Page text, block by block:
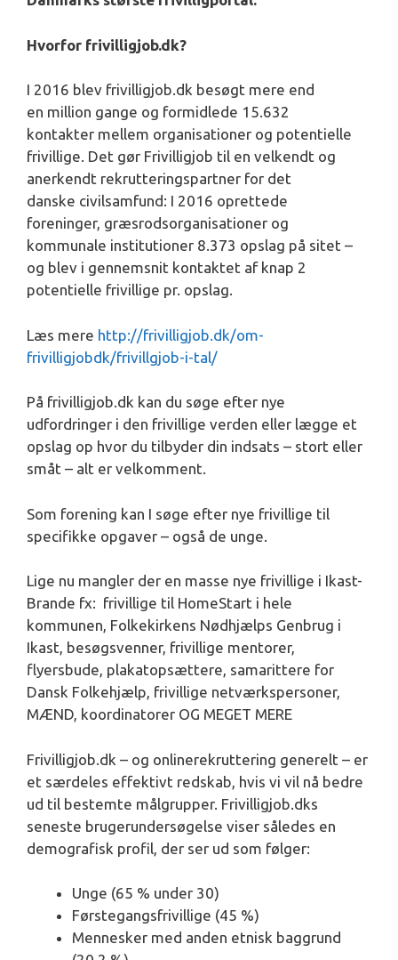
Hvorfor frivilligjob.dk?
I 2016 blev frivilligjob.dk besøgt mere end
en million gange og formidlede 15.632
kontakter mellem organisationer og potentielle
frivillige. Det gør Frivilligjob til en velkendt og
anerkendt rekrutteringspartner for det
danske civilsamfund: I 2016 oprettede
foreninger, græsrodsorganisationer og
kommunale institutioner 8.373 opslag på sitet –
og blev i gennemsnit kontaktet af knap 2
potentielle frivillige pr. opslag.
Læs mere http://frivilligjob.dk/om-
frivilligjobdk/frivillgjob-i-tal/
På frivilligjob.dk kan du søge efter nye
udfordringer i den frivillige verden eller lægge et
opslag op hvor du tilbyder din indsats – stort eller
småt – alt er velkomment.
Som forening kan I søge efter nye frivillige til
specifikke opgaver – også de unge.
Lige nu mangler der en masse nye frivillige i Ikast-
Brande fx: frivillige til HomeStart i hele
kommunen, Folkekirkens Nødhjælps Genbrug i
Ikast, besøgsvenner, frivillige mentorer,
flyersbude, plakatopsættere, samarittere for
Dansk Folkehjælp, frivillige netværkspersoner,
MÆND, koordinatorer OG MEGET MERE
Frivilligjob.dk – og onlinerekruttering generelt – er
et særdeles effektivt redskab, hvis vi vil nå bedre
ud til bestemte målgrupper. Frivilligjob.dks
seneste brugerundersøgelse viser således en
demografisk profil, der ser ud som følger:
Unge (65 % under 30)
Førstegangsfrivillige (45 %)
Mennesker med anden etnisk baggrund